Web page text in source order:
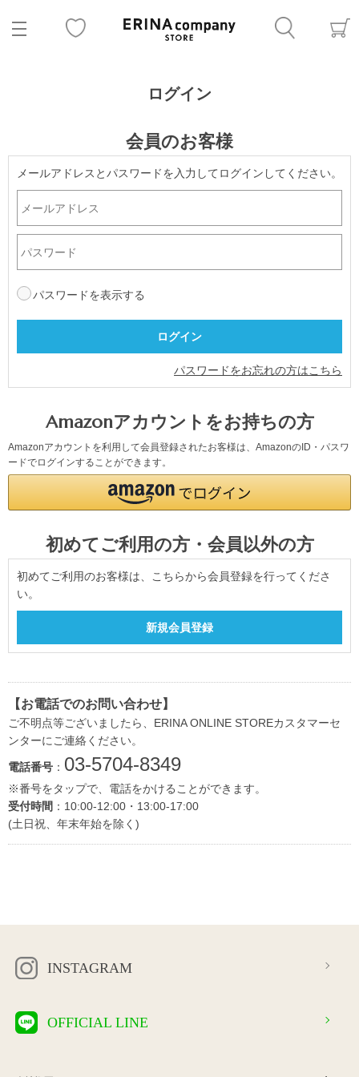
ログイン
会員のお客様
メールアドレスとパスワードを入力してログインしてください。
パスワードを表示する
パスワードをお忘れの方はこちら
Amazonアカウントをお持ちの方
Amazonアカウントを利用して会員登録されたお客様は、AmazonのID・パスワ
ードでログインすることができます。
初めてご利用の方・会員以外の方
初めてご利用のお客様は、こちらから会員登録を行ってくださ
い。
【お電話でのお問い合わせ】
ご不明点等ございましたら、ERINA ONLINE STOREカスタマーセ
ンターにご連絡ください。
電話番号 ： 03-5704-8349
※番号をタップで、電話をかけることができます。
受付時間 ：10:00-12:00・13:00-17:00
(土日祝、年末年始を除く)
INSTAGRAM
OFFICIAL LINE